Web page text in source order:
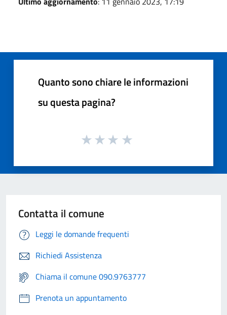
Quanto sono chiare le informazioni
su questa pagina?
Contatta il comune
Leggi le domande frequenti
Richiedi Assistenza
Chiama il comune 090.9763777
Prenota un appuntamento